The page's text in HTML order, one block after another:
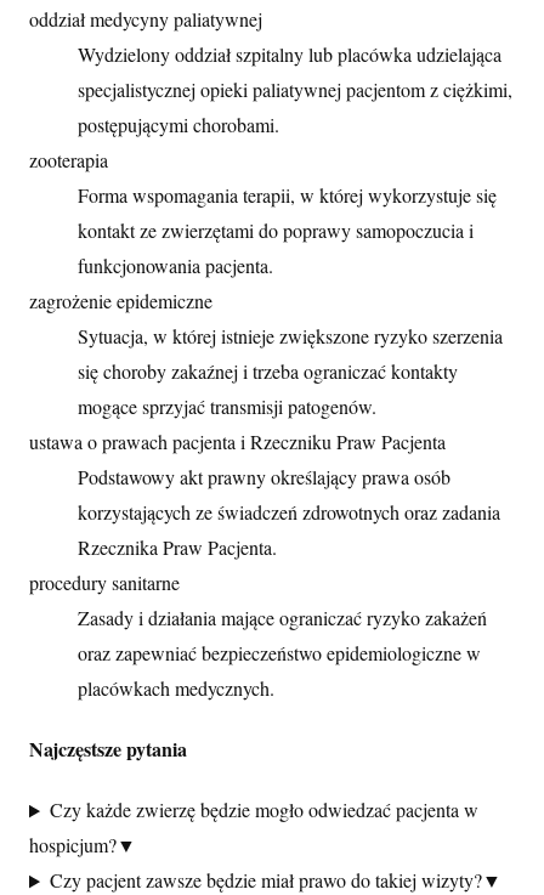
oddział medycyny paliatywnej
Wydzielony oddział szpitalny lub placówka udzielająca
specjalistycznej opieki paliatywnej pacjentom z ciężkimi,
postępującymi chorobami.
zooterapia
Forma wspomagania terapii, w której wykorzystuje się
kontakt ze zwierzętami do poprawy samopoczucia i
funkcjonowania pacjenta.
zagrożenie epidemiczne
Sytuacja, w której istnieje zwiększone ryzyko szerzenia
się choroby zakaźnej i trzeba ograniczać kontakty
mogące sprzyjać transmisji patogenów.
ustawa o prawach pacjenta i Rzeczniku Praw Pacjenta
Podstawowy akt prawny określający prawa osób
korzystających ze świadczeń zdrowotnych oraz zadania
Rzecznika Praw Pacjenta.
procedury sanitarne
Zasady i działania mające ograniczać ryzyko zakażeń
oraz zapewniać bezpieczeństwo epidemiologiczne w
placówkach medycznych.
Najczęstsze pytania
Czy każde zwierzę będzie mogło odwiedzać pacjenta w
hospicjum?▼
Czy pacjent zawsze będzie miał prawo do takiej wizyty?▼